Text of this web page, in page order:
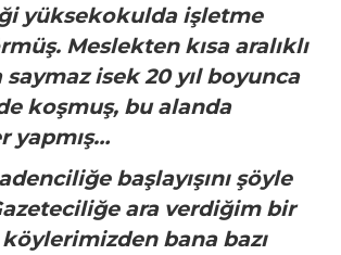
yüksekokulda işletme
Meslekten kısa aralıklı
saymaz isek 20 yıl boyunca
koşmuş, bu alanda
yapmış…
başlayışını şöyle
ara verdiğim bir
köylerimizden bana bazı